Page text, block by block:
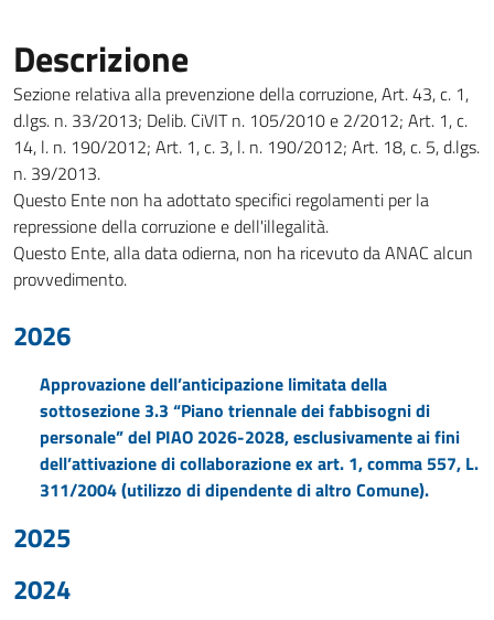
Descrizione
Sezione relativa alla prevenzione della corruzione, Art. 43, c. 1,
d.lgs. n. 33/2013; Delib. CiVIT n. 105/2010 e 2/2012; Art. 1, c.
14, l. n. 190/2012; Art. 1, c. 3, l. n. 190/2012; Art. 18, c. 5, d.lgs.
n. 39/2013.
Questo Ente non ha adottato specifici regolamenti per la
repressione della corruzione e dell'illegalità.
Questo Ente, alla data odierna, non ha ricevuto da ANAC alcun
provvedimento.
2026
Approvazione dell’anticipazione limitata della
sottosezione 3.3 “Piano triennale dei fabbisogni di
personale” del PIAO 2026-2028, esclusivamente ai fini
dell’attivazione di collaborazione ex art. 1, comma 557, L.
311/2004 (utilizzo di dipendente di altro Comune).
2025
2024